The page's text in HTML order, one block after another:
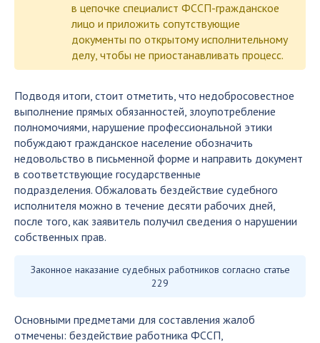
в цепочке специалист ФССП-гражданское
лицо и приложить сопутствующие
документы по открытому исполнительному
делу, чтобы не приостанавливать процесс.
Подводя итоги, стоит отметить, что недобросовестное
выполнение прямых обязанностей, злоупотребление
полномочиями, нарушение профессиональной этики
побуждают гражданское население обозначить
недовольство в письменной форме и направить документ
в соответствующие государственные
подразделения. Обжаловать бездействие судебного
исполнителя можно в течение десяти рабочих дней,
после того, как заявитель получил сведения о нарушении
собственных прав.
Законное наказание судебных работников согласно статье
229
Основными предметами для составления жалоб
отмечены: бездействие работника ФССП,